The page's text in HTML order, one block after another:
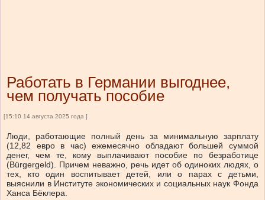
Работать в Германии выгоднее,
чем получать пособие
[15:10 14 августа 2025 года ]
Люди, работающие полный день за минимальную зарплату
(12,82 евро в час) ежемесячно обладают большей суммой
денег, чем те, кому выплачивают пособие по безработице
(Bürgergeld). Причем неважно, речь идет об одиноких людях, о
тех, кто один воспитывает детей, или о парах с детьми,
выяснили в Институте экономических и социальных наук Фонда
Ханса Бёклера.